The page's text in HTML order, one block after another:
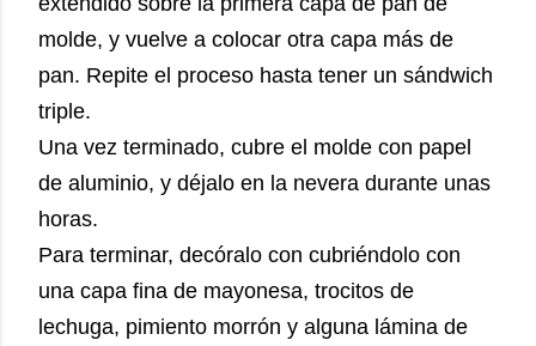
molde, y vuelve a colocar otra capa más de
pan. Repite el proceso hasta tener un sándwich
triple.
Una vez terminado, cubre el molde con papel
de aluminio, y déjalo en la nevera durante unas
horas.
Para terminar, decóralo con cubriéndolo con
una capa fina de mayonesa, trocitos de
lechuga, pimiento morrón y alguna lámina de